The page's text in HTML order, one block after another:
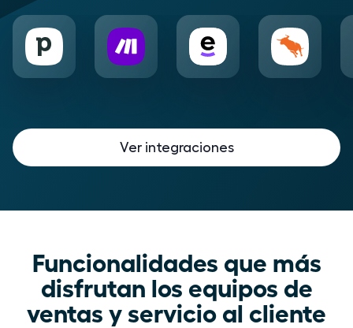
Ver integraciones
Funcionalidades que más
disfrutan los equipos de
ventas y servicio al cliente